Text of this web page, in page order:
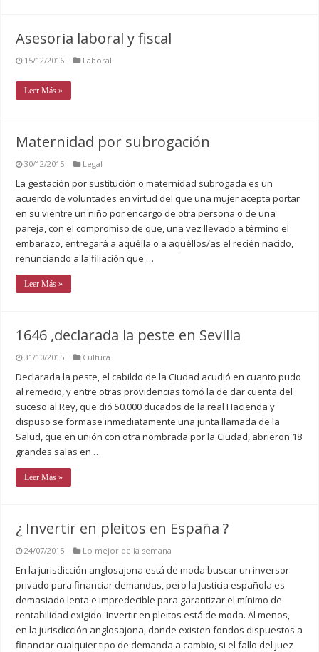
Asesoria laboral y fiscal
15/12/2016 Laboral
Leer Más »
Maternidad por subrogación
30/12/2015 Legal
La gestación por sustitución o maternidad subrogada es un
acuerdo de voluntades en virtud del que una mujer acepta portar
en su vientre un niño por encargo de otra persona o de una
pareja, con el compromiso de que, una vez llevado a término el
embarazo, entregará a aquélla o a aquéllos/as el recién nacido,
renunciando a la filiación que …
Leer Más »
1646 ,declarada la peste en Sevilla
31/10/2015 Cultura
Declarada la peste, el cabildo de la Ciudad acudió en cuanto pudo
al remedio, y entre otras providencias tomó la de dar cuenta del
suceso al Rey, que dió 50.000 ducados de la real Hacienda y
dispuso se formase inmediatamente una junta llamada de la
Salud, que en unión con otra nombrada por la Ciudad, abrieron 18
grandes salas en …
Leer Más »
¿ Invertir en pleitos en España ?
24/07/2015 Lo mejor de la semana
En la jurisdicción anglosajona está de moda buscar un inversor
privado para financiar demandas, pero la Justicia española es
demasiado lenta e impredecible para garantizar el mínimo de
rentabilidad exigido. Invertir en pleitos está de moda. Al menos,
en la jurisdicción anglosajona, donde existen fondos dispuestos a
financiar cualquier tipo de demanda a cambio, si el fallo del juez